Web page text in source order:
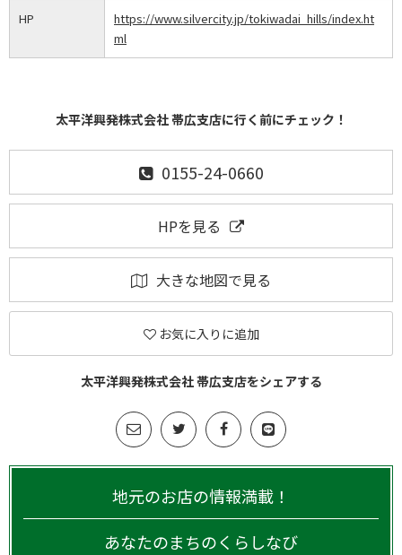
HP
https://www.silvercity.jp/tokiwadai_hills/index.ht
ml
太平洋興発株式会社 帯広支店に行く前にチェック！
0155-24-0660
HPを見る
大きな地図で見る
お気に入りに追加
太平洋興発株式会社 帯広支店をシェアする
地元のお店の情報満載！
あなたのまちのくらしなび